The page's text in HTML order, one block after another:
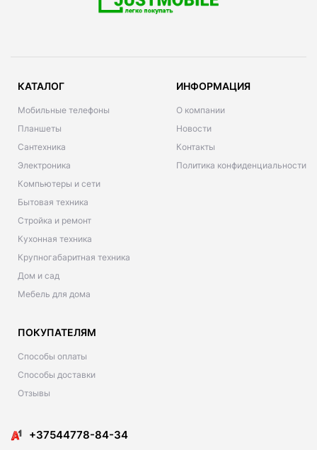
КАТАЛОГ
Мобильные телефоны
Планшеты
Сантехника
Электроника
Компьютеры и сети
Бытовая техника
Стройка и ремонт
Кухонная техника
Крупногабаритная техника
Дом и сад
Мебель для дома
ИНФОРМАЦИЯ
О компании
Новости
Контакты
Политика конфиденциальности
ПОКУПАТЕЛЯМ
Способы оплаты
Способы доставки
Отзывы
+37544778-84-34